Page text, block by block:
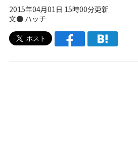
2015年04月01日 15時00分更新
文● ハッチ